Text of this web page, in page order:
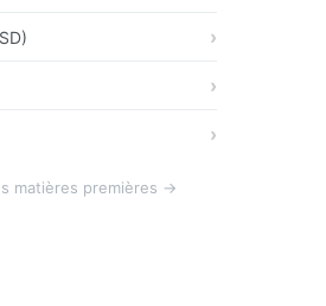
matières premières →